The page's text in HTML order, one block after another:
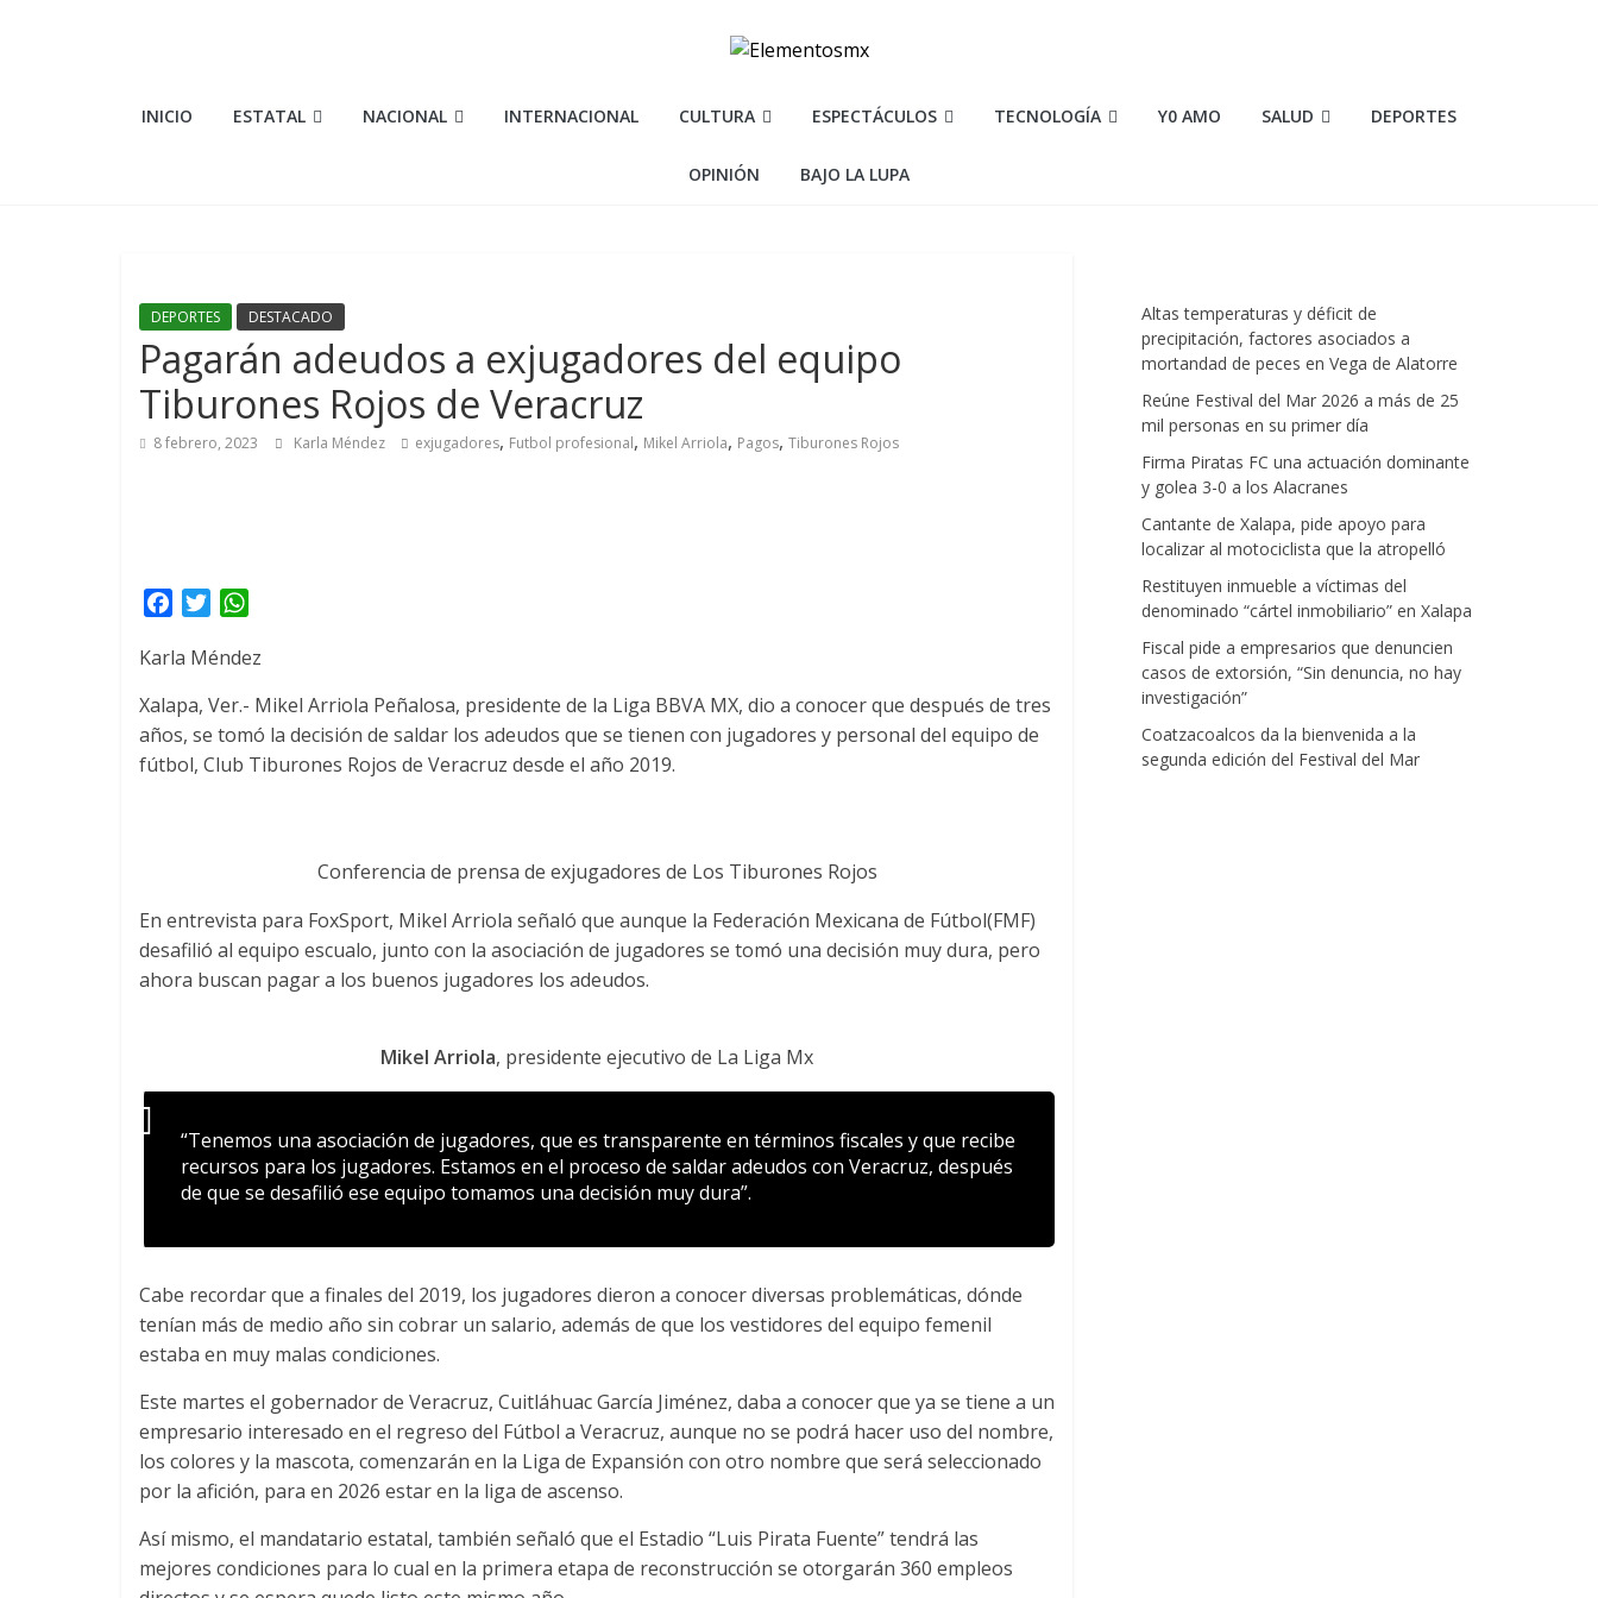
Elementosmx
INICIO ESTATAL NACIONAL INTERNACIONAL CULTURA ESPECTÁCULOS TECNOLOGÍA Y0 AMO SALUD DEPORTES
OPINIÓN BAJO LA LUPA
DEPORTES DESTACADO
Pagarán adeudos a exjugadores del equipo
Tiburones Rojos de Veracruz
8 febrero, 2023 Karla Méndez exjugadores, Futbol profesional, Mikel Arriola, Pagos, Tiburones Rojos
c
b
o
o
i
t
e
r
a
s
A
p
Karla Méndez
Xalapa, Ver.- Mikel Arriola Peñalosa, presidente de la Liga BBVA MX, dio a conocer que después de tres
años, se tomó la decisión de saldar los adeudos que se tienen con jugadores y personal del equipo de
fútbol, Club Tiburones Rojos de Veracruz desde el año 2019.
Conferencia de prensa de exjugadores de Los Tiburones Rojos
En entrevista para FoxSport, Mikel Arriola señaló que aunque la Federación Mexicana de Fútbol(FMF)
desafilió al equipo escualo, junto con la asociación de jugadores se tomó una decisión muy dura, pero
ahora buscan pagar a los buenos jugadores los adeudos.
Mikel Arriola, presidente ejecutivo de La Liga Mx
“Tenemos una asociación de jugadores, que es transparente en términos fiscales y que recibe
recursos para los jugadores. Estamos en el proceso de saldar adeudos con Veracruz, después
de que se desafilió ese equipo tomamos una decisión muy dura”.
Cabe recordar que a finales del 2019, los jugadores dieron a conocer diversas problemáticas, dónde
tenían más de medio año sin cobrar un salario, además de que los vestidores del equipo femenil
estaba en muy malas condiciones.
Este martes el gobernador de Veracruz, Cuitláhuac García Jiménez, daba a conocer que ya se tiene a un
empresario interesado en el regreso del Fútbol a Veracruz, aunque no se podrá hacer uso del nombre,
los colores y la mascota, comenzarán en la Liga de Expansión con otro nombre que será seleccionado
por la afición, para en 2026 estar en la liga de ascenso.
Así mismo, el mandatario estatal, también señaló que el Estadio “Luis Pirata Fuente” tendrá las
mejores condiciones para lo cual en la primera etapa de reconstrucción se otorgarán 360 empleos
Altas temperaturas y déficit de
precipitación, factores asociados a
mortandad de peces en Vega de Alatorre
Reúne Festival del Mar 2026 a más de 25
mil personas en su primer día
Firma Piratas FC una actuación dominante
y golea 3-0 a los Alacranes
Cantante de Xalapa, pide apoyo para
localizar al motociclista que la atropelló
Restituyen inmueble a víctimas del
denominado “cártel inmobiliario” en Xalapa
Fiscal pide a empresarios que denuncien
casos de extorsión, “Sin denuncia, no hay
investigación”
Coatzacoalcos da la bienvenida a la
segunda edición del Festival del Mar